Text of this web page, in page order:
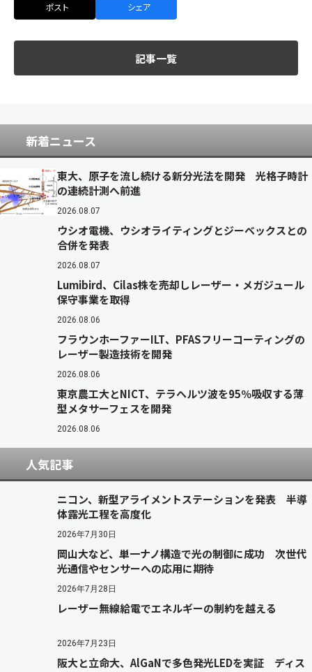
ポスト シェア
記事一覧
新着ニュース
東大、原子を流し続ける新分光法を開発 光格子時計
の連続計測へ前進
2026.08.07
ウシオ電機、ウシオライティングとジーベックスとの
合併を発表
2026.08.07
Lumibird、Cilas株を売却しレーザー・メガジュール
保守事業を取得
2026.08.06
フラウンホーファーILT、PFASフリーコーティングの
レーザー製造技術を開発
2026.08.06
東京農工大とNICT、テラヘルツ波を95％吸収する薄
型メタサーフェスを開発
2026.08.06
人気記事
ニコン、新型アライメントステーションを発表 半導
体露光工程を高度化
2026年7月30日
岡山大など、単一ナノ構造で光の制御に成功 次世代
光通信やセンサーへの応用に期待
2026年7月28日
レーザー無線給電でエネルギーの制約を越える
2026年7月23日
阪大と立命大、AlGaNで多色発光LEDを実証 ディス